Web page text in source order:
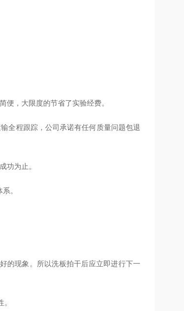
便，大限度的节省了实验经费。
全程跟踪，公司承诺有任何质量问题包退
功为止。
。
的现象。所以洗板拍干后应立即进行下一